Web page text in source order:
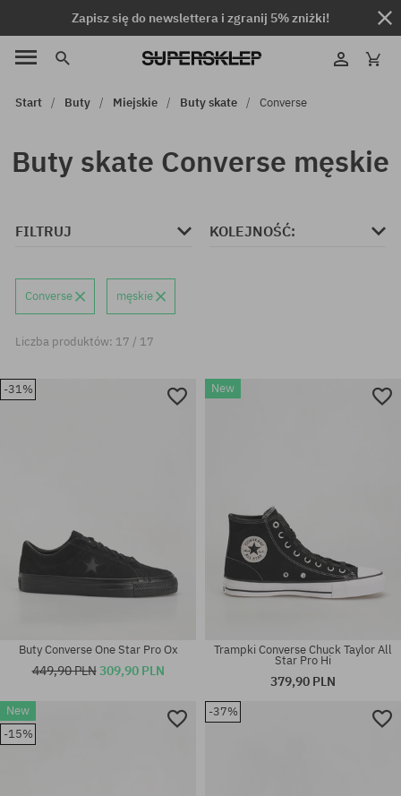
Zapisz się do newslettera i zgranij 5% zniżki!
Start Buty Miejskie Buty skate Converse
Buty skate Converse męskie
FILTRUJ KOLEJNOŚĆ:
Converse męskie
Liczba produktów: 17 / 17
-31%
Buty Converse One Star Pro Ox
449,90 PLN309,90 PLN
New
Trampki Converse Chuck Taylor All
Star Pro Hi
379,90 PLN
New
-15%
-37%